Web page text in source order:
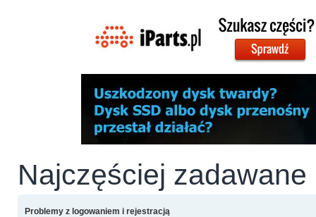
Najczęściej zadawane
Problemy z logowaniem i rejestracją